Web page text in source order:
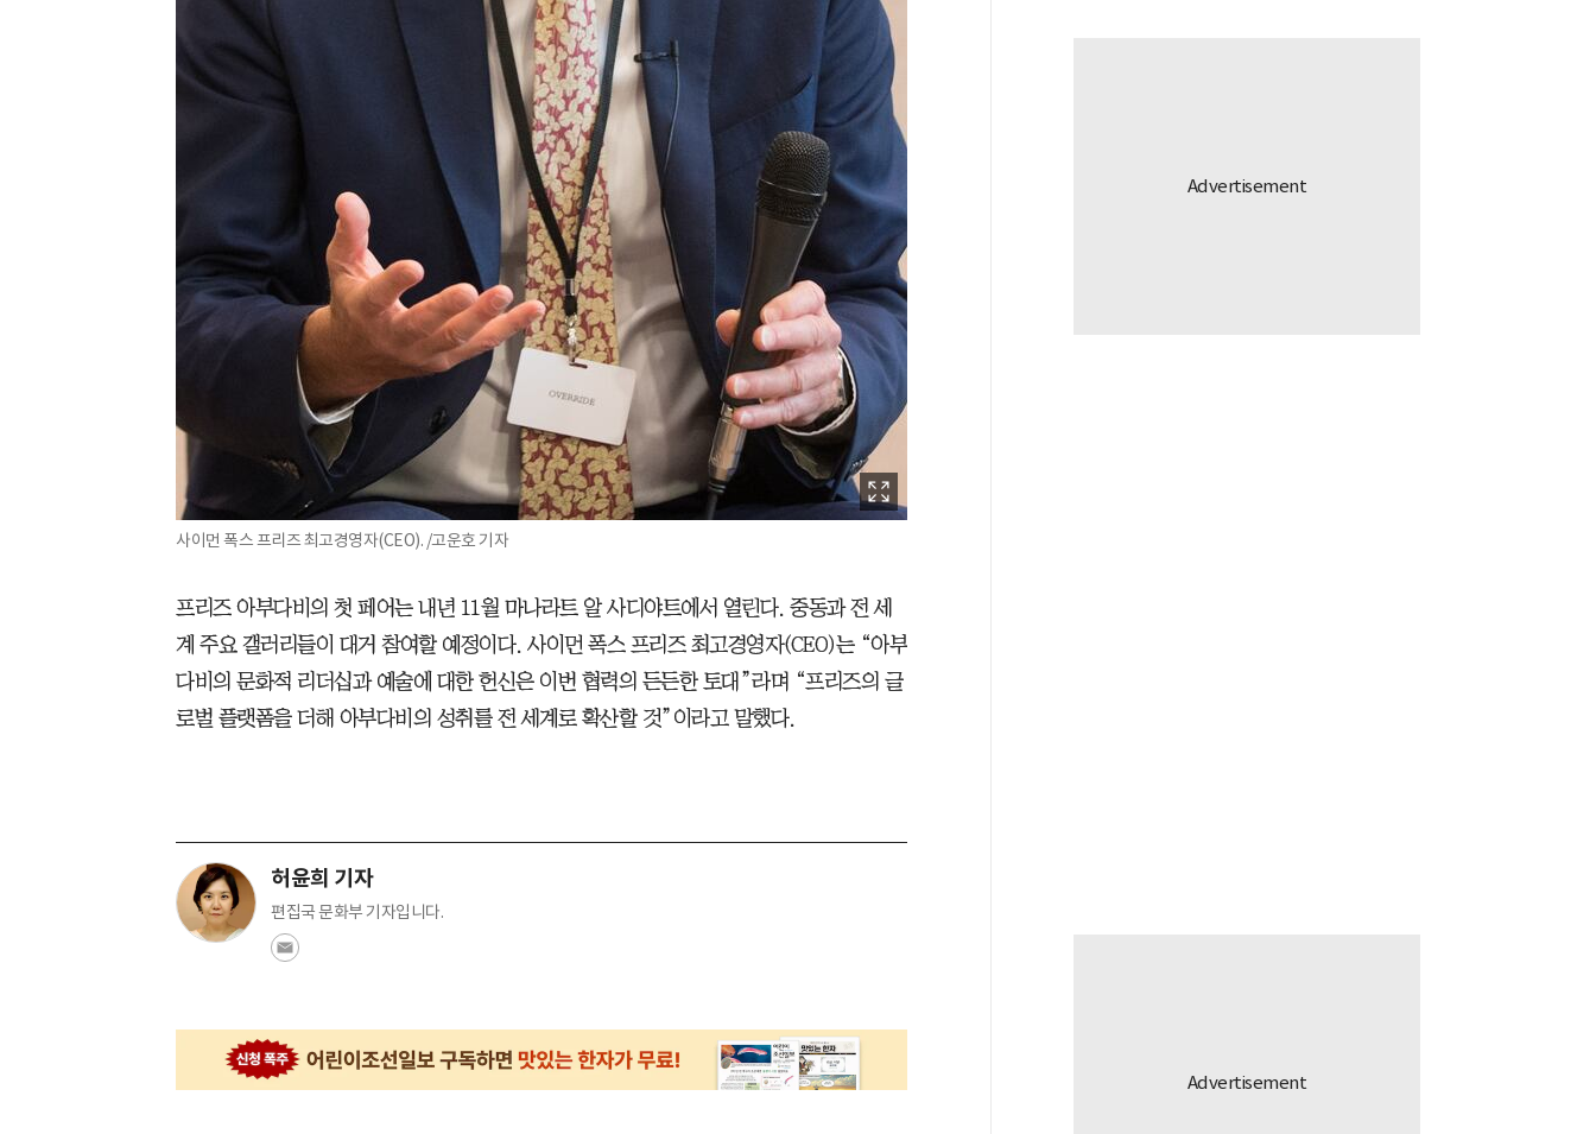
사이먼 폭스 프리즈 최고경영자(CEO). /고운호 기자
프리즈 아부다비의 첫 페어는 내년 11월 마나라트 알 사디야트에서 열린다. 중동과 전 세
계 주요 갤러리들이 대거 참여할 예정이다. 사이먼 폭스 프리즈 최고경영자(CEO)는 “아부
다비의 문화적 리더십과 예술에 대한 헌신은 이번 협력의 든든한 토대”라며 “프리즈의 글
로벌 플랫폼을 더해 아부다비의 성취를 전 세계로 확산할 것”이라고 말했다.
허윤희 기자
편집국 문화부 기자입니다.